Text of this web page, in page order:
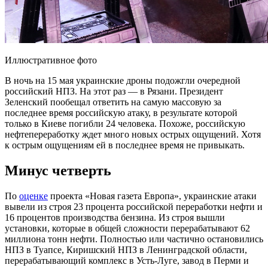
Иллюстративное фото
В ночь на 15 мая украинские дроны подожгли очередной
российский НПЗ. На этот раз — в Рязани. Президент
Зеленский пообещал ответить на самую массовую за
последнее время российскую атаку, в результате которой
только в Киеве погибли 24 человека. Похоже, российскую
нефтепереработку ждет много новых острых ощущений. Хотя
к острым ощущениям ей в последнее время не привыкать.
Минус четверть
По оценке проекта «Новая газета Европа», украинские атаки
вывели из строя 23 процента российской переработки нефти и
16 процентов производства бензина. Из строя вышли
установки, которые в общей сложности перерабатывают 62
миллиона тонн нефти. Полностью или частично остановились
НПЗ в Туапсе, Киришский НПЗ в Ленинградской области,
перерабатывающий комплекс в Усть-Луге, завод в Перми и